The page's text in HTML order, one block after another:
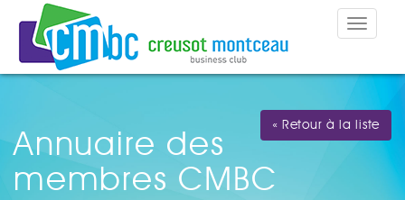
Toggle
« Retour à la liste
Annuaire des
membres CMBC